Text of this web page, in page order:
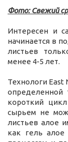
Фото: Свежий
Интересен и
начинается в
листьев
менее 4-5 лет.
Технологи
определенной
короткий
сырьем не
листьев алое
как гель алое